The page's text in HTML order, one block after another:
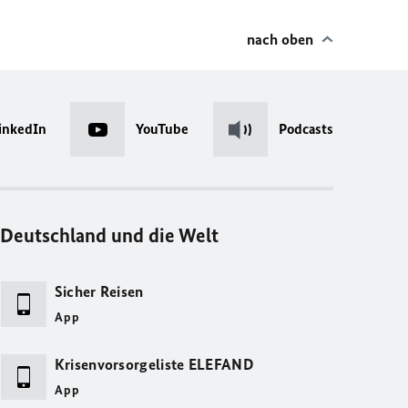
nach oben
YouTube Podcasts
Deutschland und die Welt
Sicher Reisen
App
Krisenvorsorgeliste ELEFAND
App